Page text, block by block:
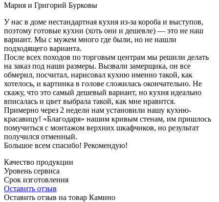
Мария и Григорий Бурковы
У нас в доме нестандартная кухня из-за короба и выступов,
поэтому готовые кухни (хоть они и дешевле) — это не наш
вариант. Мы с мужем много где были, но не нашли
подходящего варианта.
После всех походов по торговым центрам мы решили делать
на заказ под наши размеры. Вызвали замерщика, он все
обмерил, посчитал, нарисовал кухню именно такой, как
хотелось, и картинка в голове сложилась окончательно. Не
скажу, что это самый дешевый вариант, но кухня идеально
вписалась и цвет выбрала такой, как мне нравится.
Примерно через 2 недели нам установили нашу кухню-
красавицу! «Благодаря» нашим кривым стенам, им пришлось
помучиться с монтажом верхних шкафчиков, но результат
получился отменный.
Большое всем спасибо! Рекомендую!
Качество продукции
Уровень сервиса
Срок изготовления
Оставить отзыв
Оставить отзыв на товар Камино